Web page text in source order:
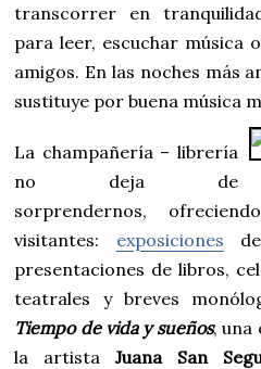
transcorrer en
para leer, escuchar música
amigos. En las noches más
sustituye por buena música
La champañería – librería
no deja de
sorprendernos,
visitantes: exposiciones
presentaciones de libros,
teatrales y breves
Tiempo de vida y sueños, una
la artistaJuana San